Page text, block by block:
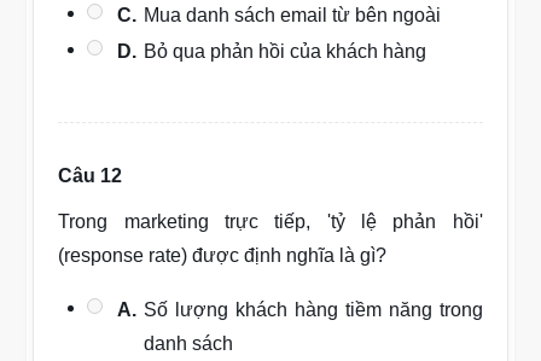
C. Mua danh sách email từ bên ngoài
D. Bỏ qua phản hồi của khách hàng
Câu 12
Trong marketing trực tiếp, 'tỷ lệ phản hồi'
(response rate) được định nghĩa là gì?
A. Số lượng khách hàng tiềm năng trong
danh sách